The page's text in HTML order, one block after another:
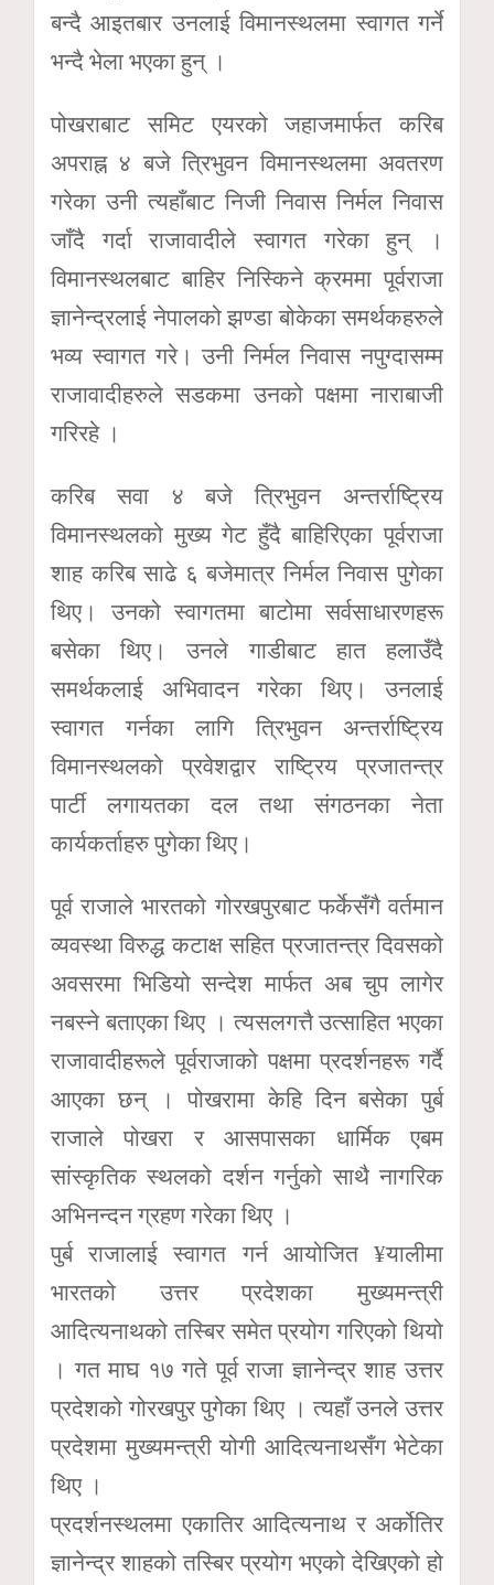
बन्दै आइतबार उनलाई विमानस्थलमा स्वागत गर्ने
भन्दै भेला भएका हुन् ।
पोखराबाट समिट एयरको जहाजमार्फत करिब
अपराह्न ४ बजे त्रिभुवन विमानस्थलमा अवतरण
गरेका उनी त्यहाँबाट निजी निवास निर्मल निवास
जाँदै गर्दा राजावादीले स्वागत गरेका हुन् ।
विमानस्थलबाट बाहिर निस्किने क्रममा पूर्वराजा
ज्ञानेन्द्रलाई नेपालको झण्डा बोकेका समर्थकहरुले
भव्य स्वागत गरे। उनी निर्मल निवास नपुग्दासम्म
राजावादीहरुले सडकमा उनको पक्षमा नाराबाजी
गरिरहे ।
करिब सवा ४ बजे त्रिभुवन अन्तर्राष्ट्रिय
विमानस्थलको मुख्य गेट हुँदै बाहिरिएका पूर्वराजा
शाह करिब साढे ६ बजेमात्र निर्मल निवास पुगेका
थिए। उनको स्वागतमा बाटोमा सर्वसाधारणहरू
बसेका थिए। उनले गाडीबाट हात हलाउँदै
समर्थकलाई अभिवादन गरेका थिए। उनलाई
स्वागत गर्नका लागि त्रिभुवन अन्तर्राष्ट्रिय
विमानस्थलको प्रवेशद्वार राष्ट्रिय प्रजातन्त्र
पार्टी लगायतका दल तथा संगठनका नेता
कार्यकर्ताहरु पुगेका थिए।
पूर्व राजाले भारतको गोरखपुरबाट फर्केसँगै वर्तमान
व्यवस्था विरुद्ध कटाक्ष सहित प्रजातन्त्र दिवसको
अवसरमा भिडियो सन्देश मार्फत अब चुप लागेर
नबस्ने बताएका थिए । त्यसलगत्तै उत्साहित भएका
राजावादीहरूले पूर्वराजाको पक्षमा प्रदर्शनहरू गर्दै
आएका छन् । पोखरामा केहि दिन बसेका पुर्ब
राजाले पोखरा र आसपासका धार्मिक एबम
सांस्कृतिक स्थलको दर्शन गर्नुको साथै नागरिक
अभिनन्दन ग्रहण गरेका थिए ।
पुर्ब राजालाई स्वागत गर्न आयोजित ¥यालीमा
भारतको उत्तर प्रदेशका मुख्यमन्त्री
आदित्यनाथको तस्बिर समेत प्रयोग गरिएको थियो
। गत माघ १७ गते पूर्व राजा ज्ञानेन्द्र शाह उत्तर
प्रदेशको गोरखपुर पुगेका थिए । त्यहाँ उनले उत्तर
प्रदेशमा मुख्यमन्त्री योगी आदित्यनाथसँग भेटेका
थिए ।
प्रदर्शनस्थलमा एकातिर आदित्यनाथ र अर्कोतिर
ज्ञानेन्द्र शाहको तस्बिर प्रयोग भएको देखिएको हो